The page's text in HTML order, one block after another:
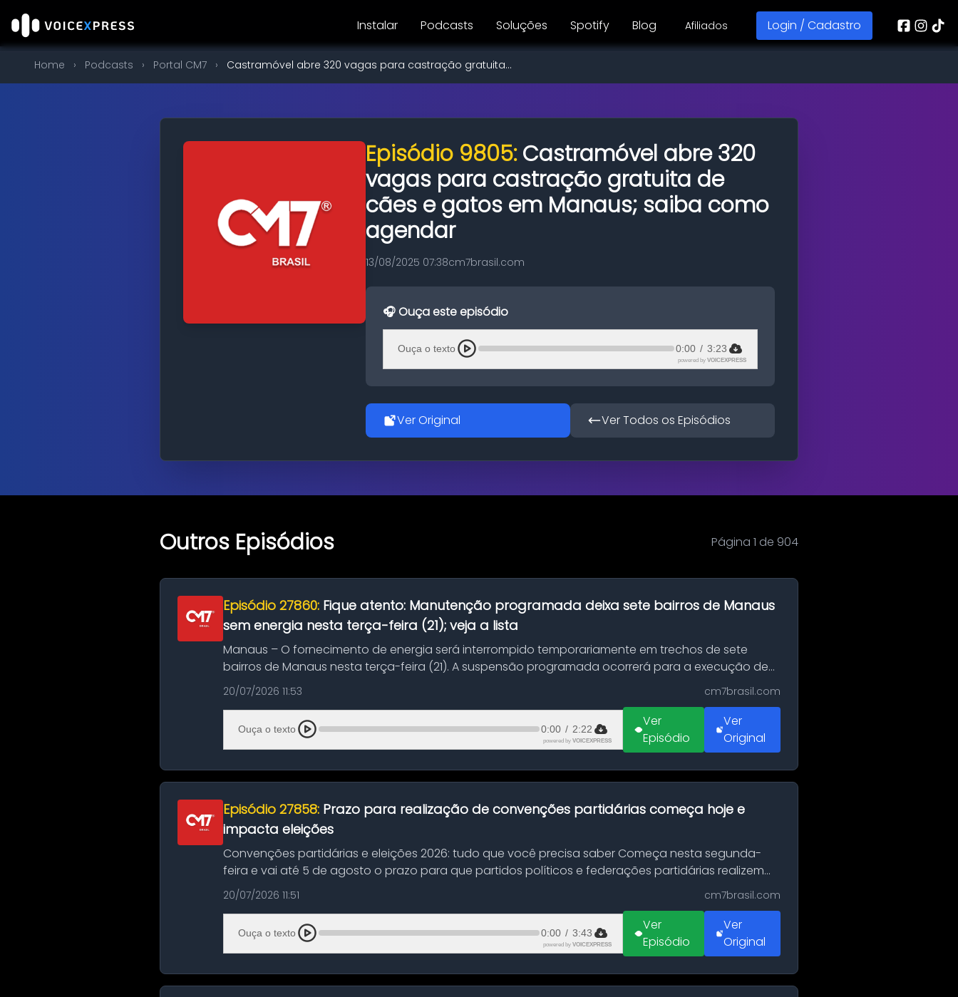
Instalar Podcasts Soluções Spotify Blog Afiliados Login / Cadastro
Home › Podcasts › Portal CM7 › Castramóvel abre 320 vagas para castração gratuita...
Episódio 9805:Castramóvel abre 320
vagas para castração gratuita de
cães e gatos em Manaus; saiba como
agendar
13/08/2025 07:38cm7brasil.com
🎧 Ouça este episódio
Ouça o texto 0:00 / 3:23
powered by VOICEXPRESS
Ver Original Ver Todos os Episódios
Outros Episódios Página 1 de 904
Episódio 27860: Fique atento: Manutenção programada deixa sete bairros de Manaus
sem energia nesta terça-feira (21); veja a lista
Manaus – O fornecimento de energia será interrompido temporariamente em trechos de sete
bairros de Manaus nesta terça-feira (21). A suspensão programada ocorrerá para a execução de
serviços de manuten...
20/07/2026 11:53 cm7brasil.com
Ouça o texto 0:00 / 2:22
powered by VOICEXPRESS
Ver
Episódio
Ver
Original
Episódio 27858: Prazo para realização de convenções partidárias começa hoje e
impacta eleições
Convenções partidárias e eleições 2026: tudo que você precisa saber Começa nesta segunda-
feira e vai até 5 de agosto o prazo para que partidos políticos e federações partidárias realizem
suas convençõ...
20/07/2026 11:51 cm7brasil.com
Ouça o texto 0:00 / 3:43
powered by VOICEXPRESS
Ver
Episódio
Ver
Original